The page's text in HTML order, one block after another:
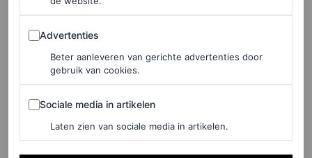
Shop de blazer zonder
kraag
Advertenties
Advertenties
Beter aanleveren van gerichte advertenties door
gebruik van cookies.
Sociale media in artikelen
Sociale media in artikelen
Laten zien van sociale media in artikelen.